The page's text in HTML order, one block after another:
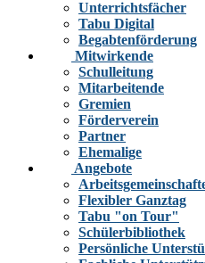
Unterrichtsfächer
Tabu Digital
Begabtenförderung
Mitwirkende
Schulleitung
Mitarbeitende
Gremien
Förderverein
Partner
Ehemalige
Angebote
Flexibler Ganztag
Tabu "on Tour"
Schülerbibliothek
Persönliche